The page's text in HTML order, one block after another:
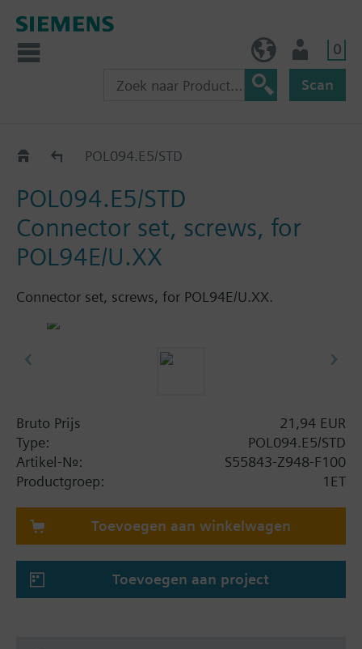
0
Scan
AccessoriesPOL094.E5/STD
POL094.E5/STD
Connector set, screws, for
POL94E/U.XX
Connector set, screws, for POL94E/U.XX.
Bruto Prijs
21,94 EUR
Type:
POL094.E5/STD
Artikel-Nr.:
S55843-Z948-F100
Productgroep:
1ET
Toevoegen aan winkelwagen
Toevoegen aan project